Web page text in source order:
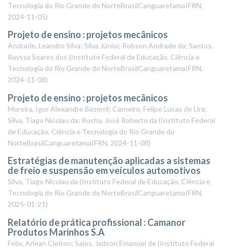
Tecnologia do Rio Grande do NorteBrasilCanguaretamaIFRN,
2024-11-05)
Projeto de ensino : projetos mecânicos
Andrade, Leandro Silva; Silva Júnior, Robson Andrade da; Santos,
Rayssa Soares dos (Instituto Federal de Educação, Ciência e
Tecnologia do Rio Grande do NorteBrasilCanguaretamaIFRN,
2024-11-08)
Projeto de ensino : projetos mecânicos
Moreira, Igor Alexandre Bezerril; Carneiro, Felipe Lucas de Lira;
Silva, Tiago Nicolau da; Rocha, José Roberto da (Instituto Federal
de Educação, Ciência e Tecnologia do Rio Grande do
NorteBrasilCanguaretamaIFRN, 2024-11-08)
Estratégias de manutenção aplicadas a sistemas
de freio e suspensão em veículos automotivos
Silva, Tiago Nicolau da (Instituto Federal de Educação, Ciência e
Tecnologia do Rio Grande do NorteBrasilCanguaretamaIFRN,
2025-01-21)
Relatório de prática profissional : Camanor
Produtos Marinhos S.A
Felix, Arlean Cleiton; Sales, Jadson Emanuel de (Instituto Federal